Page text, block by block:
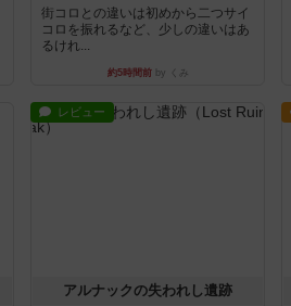
街コロとの違いは初めから二つサイ
コロを振れるなど、少しの違いはあ
るけれ...
約5時間前by くみ
レビュー
アルナックの失われし遺跡